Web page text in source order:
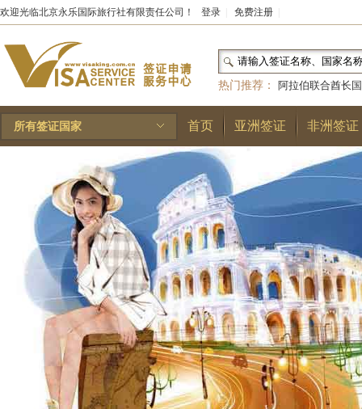
欢迎光临北京永乐国际旅行社有限责任公司！ 登录 免费注册
热门推荐：
阿拉伯联合酋长国
和国|布基纳法索|巴勒斯坦
林王国|安道尔公国|
所有签证国家 首页 亚洲签证 非洲签证